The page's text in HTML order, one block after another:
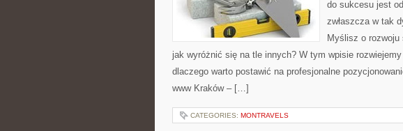
do sukcesu jest
zwłaszcza w tak
Myślisz o
jak wyróżnić się na tle innych? W tym wpisie
dlaczego warto postawić na profesjonalne
www Kraków – […]
CATEGORIES: MONTRAVELS